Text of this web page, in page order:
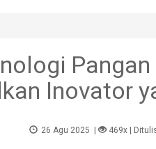
Inovator
26 Agu 2025 | 469x |